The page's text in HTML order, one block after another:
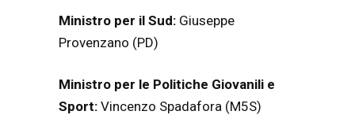
Ministro per il Sud: Giuseppe
Provenzano (PD)
Ministro per le Politiche Giovanili e
Sport: Vincenzo Spadafora (M5S)